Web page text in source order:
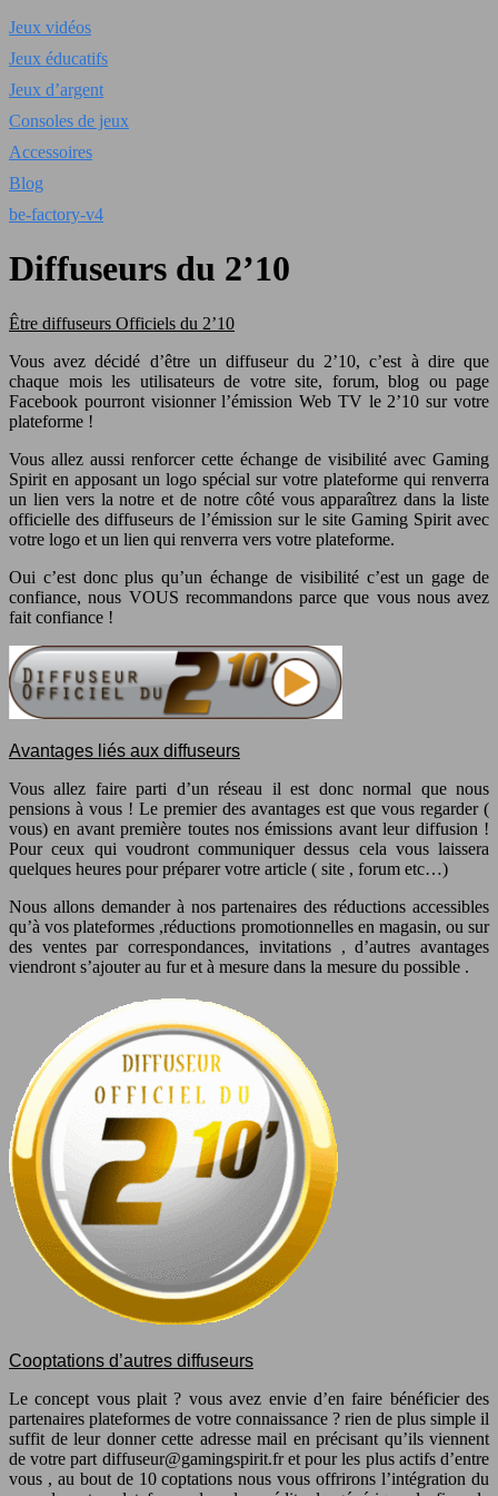
Jeux vidéos
Jeux éducatifs
Jeux d’argent
Consoles de jeux
Accessoires
Blog
be-factory-v4
Diffuseurs du 2’10
Être diffuseurs Officiels du 2’10
Vous avez décidé d’être un diffuseur du 2’10, c’est à dire que
chaque mois les utilisateurs de votre site, forum, blog ou page
Facebook pourront visionner l’émission Web TV le 2’10 sur votre
plateforme !
Vous allez aussi renforcer cette échange de visibilité avec Gaming
Spirit en apposant un logo spécial sur votre plateforme qui renverra
un lien vers la notre et de notre côté vous apparaîtrez dans la liste
officielle des diffuseurs de l’émission sur le site Gaming Spirit avec
votre logo et un lien qui renverra vers votre plateforme.
Oui c’est donc plus qu’un échange de visibilité c’est un gage de
confiance, nous VOUS recommandons parce que vous nous avez
fait confiance !
Avantages liés aux diffuseurs
Vous allez faire parti d’un réseau il est donc normal que nous
pensions à vous ! Le premier des avantages est que vous regarder (
vous) en avant première toutes nos émissions avant leur diffusion !
Pour ceux qui voudront communiquer dessus cela vous laissera
quelques heures pour préparer votre article ( site , forum etc…)
Nous allons demander à nos partenaires des réductions accessibles
qu’à vos plateformes ,réductions promotionnelles en magasin, ou sur
des ventes par correspondances, invitations , d’autres avantages
viendront s’ajouter au fur et à mesure dans la mesure du possible .
Cooptations d’autres diffuseurs
Le concept vous plait ? vous avez envie d’en faire bénéficier des
partenaires plateformes de votre connaissance ? rien de plus simple il
suffit de leur donner cette adresse mail en précisant qu’ils viennent
de votre part diffuseur@gamingspirit.fret pour les plus actifs d’entre
vous , au bout de 10 coptations nous vous offrirons l’intégration du